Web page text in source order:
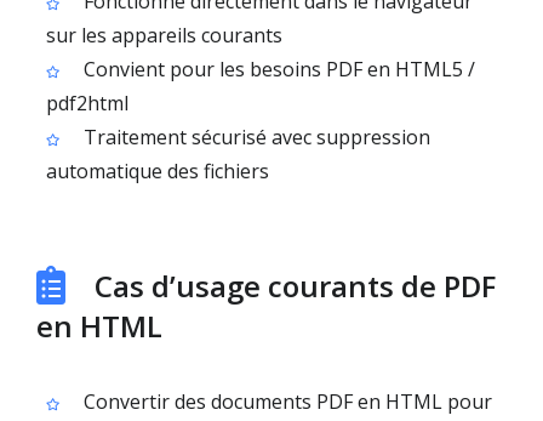
sur les appareils courants
Convient pour les besoins PDF en HTML5 /
pdf2html
Traitement sécurisé avec suppression
automatique des fichiers
Cas d’usage courants de PDF
en HTML
Convertir des documents PDF en HTML pour